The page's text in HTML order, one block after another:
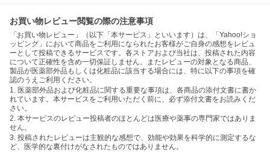
お買い物レビュー閲覧の際の注意事項
「お買い物レビュー」（以下「本サービス」といいます）は、「Yahoo!ショ
ッピング」において商品をご利用になられたお客様がご自身の感想をレビュ
ーとして投稿できるサービスです。各ストアおよび当社は、投稿された内容
について正確性を含め一切保証しません。またレビューの対象となる商品、
製品が医薬部外品もしくは化粧品に該当する場合には、特に以下の事項を確
認のうえご利用ください。
1. 医薬部外品および化粧品に関する重要な事項は、各商品の添付文書に書か
れています。本サービスをご利用いただく前に、必ず添付文書をお読みくだ
さい。
2. 本サービスのレビュー投稿者のほとんどは医療や薬事の専門家ではありま
せん。
3. 投稿されたレビューは主観的な感想で、効能や効果を科学的に測定するな
ど、医学的な裏付けがなされたものではありません。